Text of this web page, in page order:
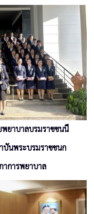
ยาบาลบรมราชชนนี
นพระบรมราชชนก
าการพยาบาล